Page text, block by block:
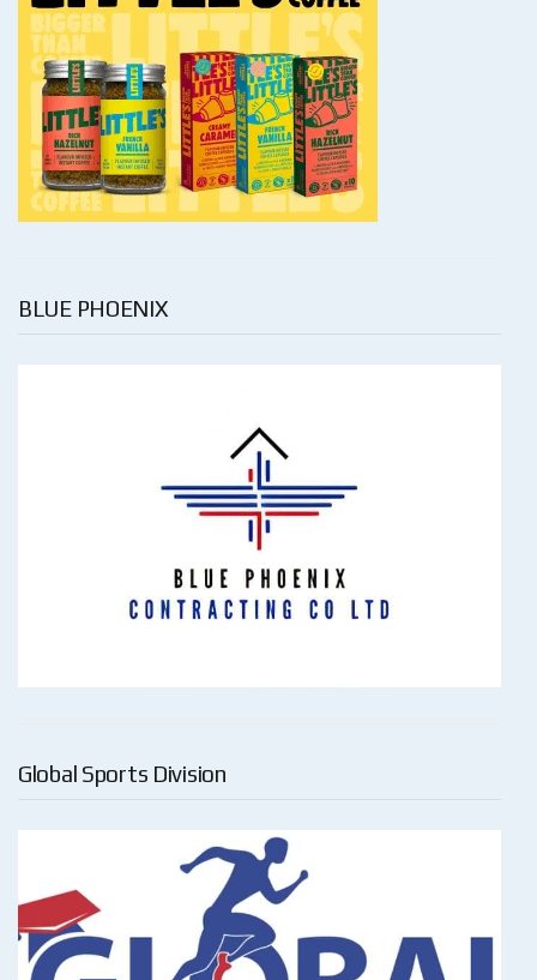
BLUE PHOENIX
Global Sports Division